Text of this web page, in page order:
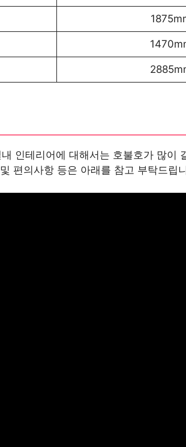
인테리어에 대해서는 호불호가 많이
편의사항 등은 아래를 참고 부탁드립